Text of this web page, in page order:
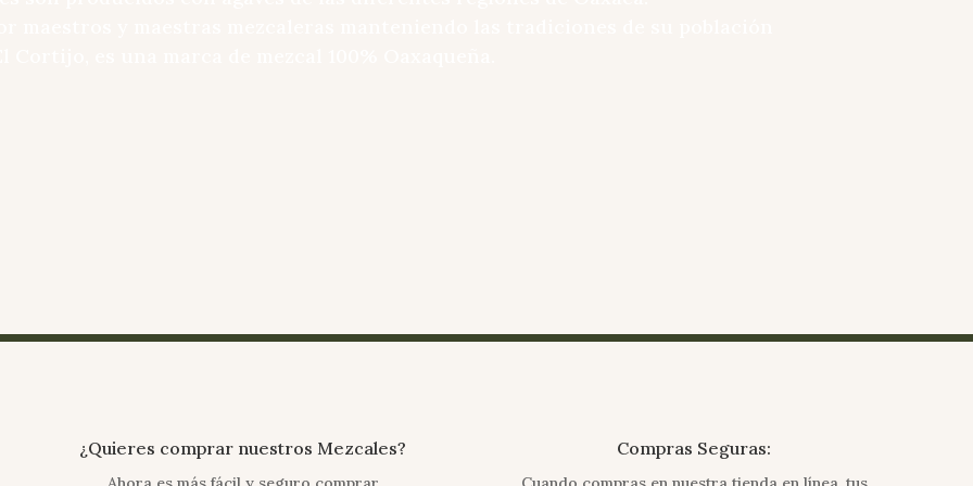
¿Quieres comprar nuestros Mezcales? Compras Seguras: